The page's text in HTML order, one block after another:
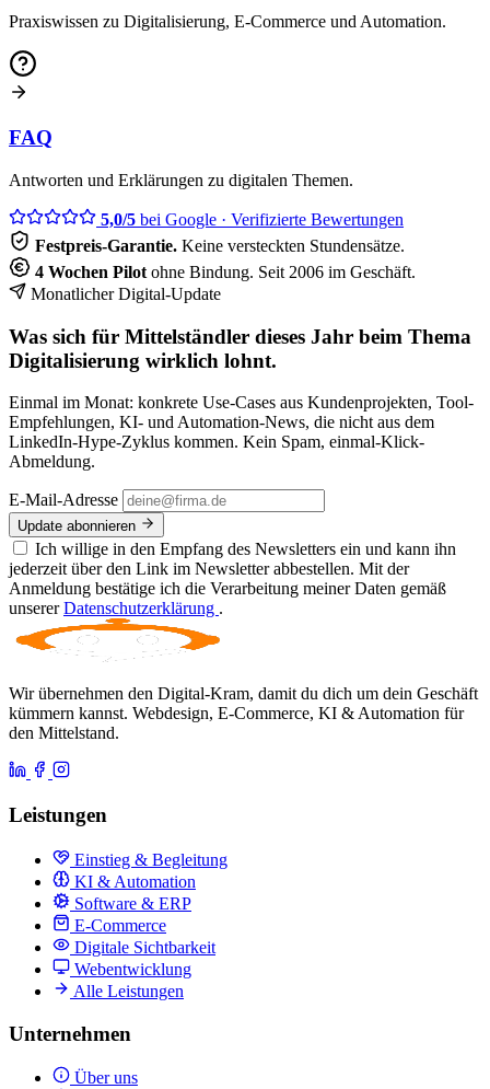
Praxiswissen zu Digitalisierung, E-Commerce und Automation.
FAQ
Antworten und Erklärungen zu digitalen Themen.
5,0/5 bei Google · Verifizierte Bewertungen
Festpreis-Garantie. Keine versteckten Stundensätze.
4 Wochen Pilot ohne Bindung. Seit 2006 im Geschäft.
Monatlicher Digital-Update
Was sich für Mittelständler dieses Jahr beim Thema
Digitalisierung wirklich lohnt.
Einmal im Monat: konkrete Use-Cases aus Kundenprojekten, Tool-
Empfehlungen, KI- und Automation-News, die nicht aus dem
LinkedIn-Hype-Zyklus kommen. Kein Spam, einmal-Klick-
Abmeldung.
E-Mail-Adresse
Update abonnieren
Ich willige in den Empfang des Newsletters ein und kann ihn
jederzeit über den Link im Newsletter abbestellen. Mit der
Anmeldung bestätige ich die Verarbeitung meiner Daten gemäß
unsererDatenschutzerklärung .
Wir übernehmen den Digital-Kram, damit du dich um dein Geschäft
kümmern kannst. Webdesign, E-Commerce, KI & Automation für
den Mittelstand.
Leistungen
Einstieg & Begleitung
KI & Automation
Software & ERP
E-Commerce
Digitale Sichtbarkeit
Webentwicklung
Alle Leistungen
Unternehmen
Über uns